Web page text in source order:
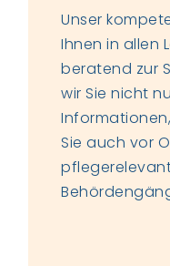
Unser
Ihnen in allen
beratend zur
wir Sie nicht
Sie auch vor